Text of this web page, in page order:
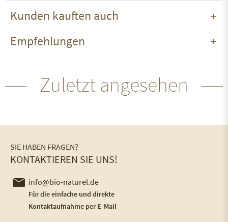
Kunden kauften auch
Empfehlungen
Zuletzt angesehen
SIE HABEN FRAGEN?
KONTAKTIEREN SIE UNS!
info@bio-naturel.de
Für die einfache und direkte
Kontaktaufnahme per E-Mail